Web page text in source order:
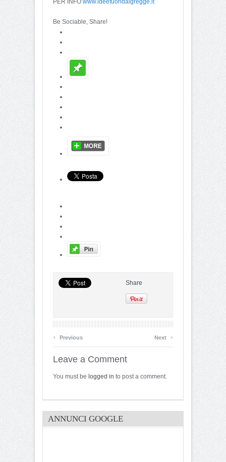
PER INFO www.ideefuoridalgregge.it
Be Sociable, Share!
Share
‹ Previous Next ›
Leave a Comment
You must be logged in to post a comment.
ANNUNCI GOOGLE